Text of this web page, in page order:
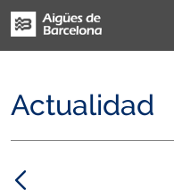
Actualidad